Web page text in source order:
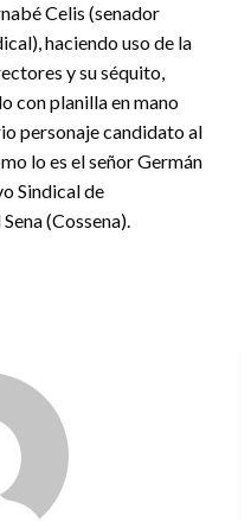
Celis (senador
haciendo uso de la
y su séquito,
con planilla en mano
personaje candidato al
lo es el señor Germán
Sindical de
(Cossena).